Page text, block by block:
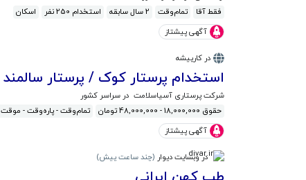
فقط آقا
تمام‌وقت 2 سال سابقه استخدام 250 نفر
اسکان
آگهی پیشتاز
در کارپیشه
استخدام پرستار کوک / پرستار سالمند
شرکت پرستاری آسیاسلامت در سراسر کشور
حقوق 18,000,000 - 48,000,000 تومان
تمام‌وقت - پاره‌وقت - موقت
آگهی پیشتاز
در وبسایت دیوار (چند ساعت پیش)